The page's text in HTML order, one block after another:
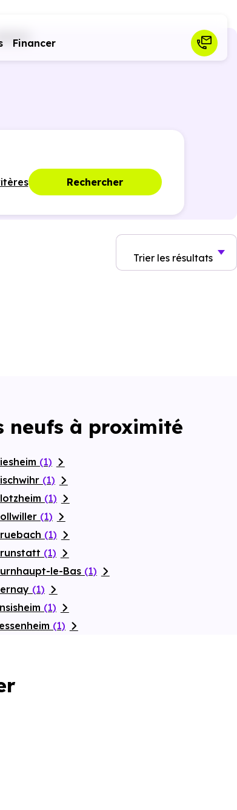
Financer
Rechercher
Trier les résultats
neufs à proximité
(1)
(1)
(1)
(1)
(1)
(1)
le-Bas (1)
(1)
(1)
(1)